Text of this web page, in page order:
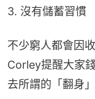
3. 沒有儲蓄習慣
不少窮人都會因
Corley提醒大家
去所謂的「翻身